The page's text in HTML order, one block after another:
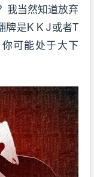
我当然知道放弃
牌是K K J或者T
可能处于大下